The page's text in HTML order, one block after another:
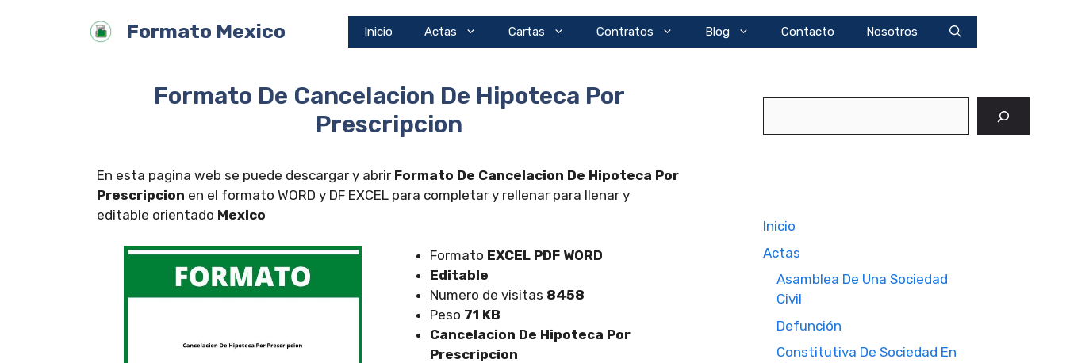
Formato Mexico Inicio Actas Cartas Contratos Blog Contacto Nosotros
Formato De Cancelacion De Hipoteca Por
Prescripcion
En esta pagina web se puede descargar y abrir Formato De Cancelacion De Hipoteca Por
Prescripcion en el formato WORD y DF EXCEL para completar y rellenar para llenar y
editable orientado Mexico
Formato EXCEL PDF WORD
Editable
Numero de visitas 8458
Peso 71 KB
Cancelacion De Hipoteca Por
Prescripcion
Inicio
Actas
Asamblea De Una Sociedad
Civil
Defunción
Constitutiva De Sociedad En